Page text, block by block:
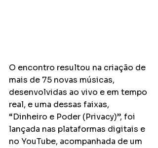
O encontro resultou na criação de
mais de 75 novas músicas,
desenvolvidas ao vivo e em tempo
real, e uma dessas faixas,
“Dinheiro e Poder (Privacy)”, foi
lançada nas plataformas digitais e
no YouTube, acompanhada de um